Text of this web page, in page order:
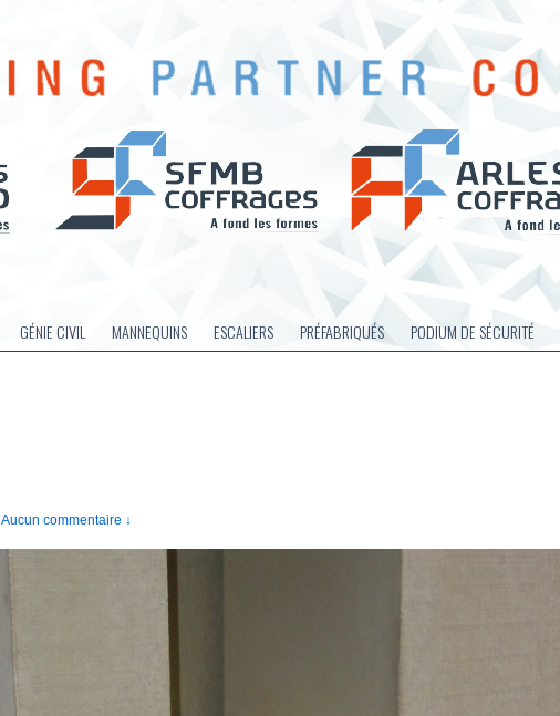
GÉNIE CIVIL MANNEQUINS ESCALIERS PRÉFABRIQUÉS PODIUM DE SÉCURITÉ
Aucun commentaire ↓